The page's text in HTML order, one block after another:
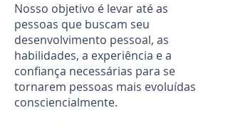
Nosso objetivo é levar até as
pessoas que buscam seu
desenvolvimento pessoal, as
habilidades, a experiência e a
confiança necessárias para se
tornarem pessoas mais evoluídas
consciencialmente.